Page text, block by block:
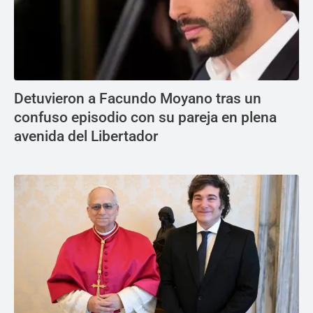
Detuvieron a Facundo Moyano tras un
confuso episodio con su pareja en plena
avenida del Libertador